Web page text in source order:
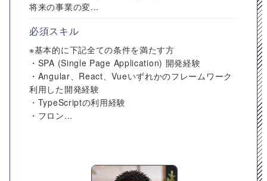
将来の事業の変...
必須スキル
※基本的に下記全ての条件を満たす方
・SPA (Single Page Application) 開発経験
・Angular、React、Vueいずれかのフレームワーク
利用した開発経験
・TypeScriptの利用経験
・フロン...